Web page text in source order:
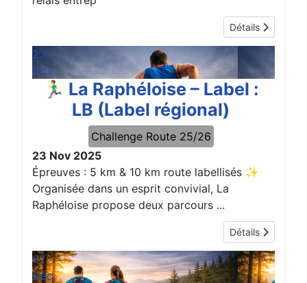
Détails
23
Nov
🏃‍♂️ La Raphéloise – Label :
LB (Label régional)
Challenge Route 25/26
23 Nov 2025
Épreuves : 5 km & 10 km route labellisés ✨
Organisée dans un esprit convivial, La
Raphéloise propose deux parcours ...
Détails
07
Déc